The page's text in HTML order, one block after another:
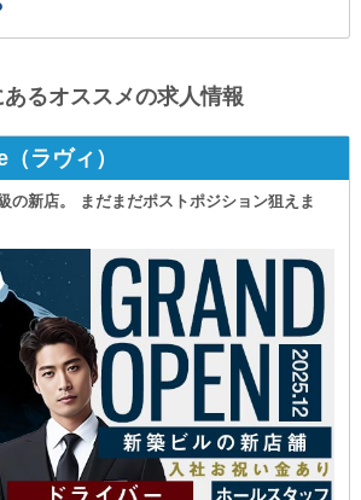
るオススメの求人情報
ラヴィ）
の新店。 まだまだポストポジション狙えま